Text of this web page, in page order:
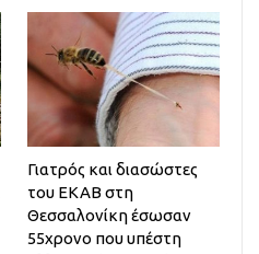
Γιατρός και διασώστες
του ΕΚΑΒ στη
Θεσσαλονίκη έσωσαν
55χρονο που υπέστη